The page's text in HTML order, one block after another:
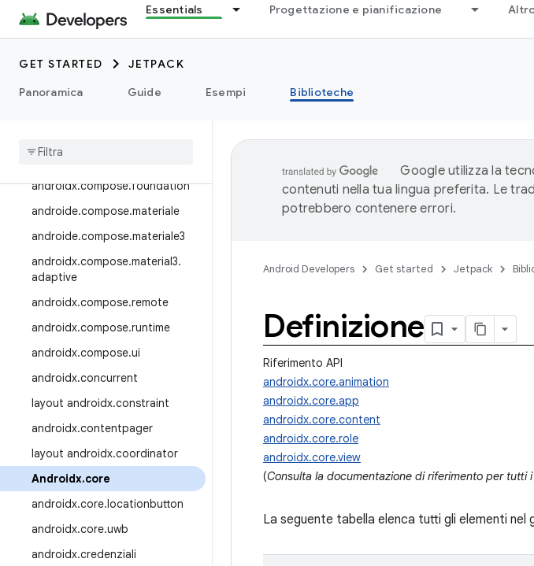
Essentials Progettazione e pianificazione
GET STARTED
JETPACK
Panoramica
Guide Esempi Biblioteche
androidx.auto
androidx.car.app
androidx.cardview
raccolta.androidx.collection
androidx
androidx.compose.foundation
androide.compose.materiale
androide.compose.materiale3
androidx.compose.material3.
adaptive
androidx.compose.remote
androidx.compose.runtime
androidx.compose.ui
androidx.concurrent
layout androidx.constraint
androidx.contentpager
layout androidx.coordinator
Androidx.core
androidx.core.locationbutton
androidx.core.uwb
androidx.credenziali
Google utilizza la
contenuti nella tua lingua preferita. Le
potrebbero contenere errori.
Android Developers Get started Jetpack
Definizione
Riferimento API
androidx.core.animation
androidx.core.app
androidx.core.content
androidx.core.role
androidx.core.view
(Consulta la documentazione di riferimento per tutti
La seguente tabella elenca tutti gli elementi nel